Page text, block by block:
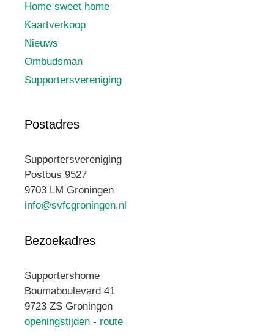
Home sweet home
Kaartverkoop
Nieuws
Ombudsman
Supportersvereniging
Postadres
Supportersvereniging
Postbus 9527
9703 LM Groningen
info@svfcgroningen.nl
Bezoekadres
Supportershome
Boumaboulevard 41
9723 ZS Groningen
openingstijden - route